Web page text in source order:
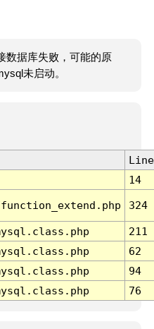
数据库失败，可能的原
未启动。
Line
14
324
211
62
94
76